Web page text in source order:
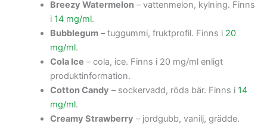
Breezy Watermelon– vattenmelon, kylning. Finns
i 14 mg/ml.
Bubblegum– tuggummi, fruktprofil. Finns i 20
mg/ml.
Cola Ice – cola, ice. Finns i 20 mg/ml enligt
produktinformation.
Cotton Candy – sockervadd, röda bär. Finns i 14
mg/ml.
Creamy Strawberry – jordgubb, vanilj, grädde.